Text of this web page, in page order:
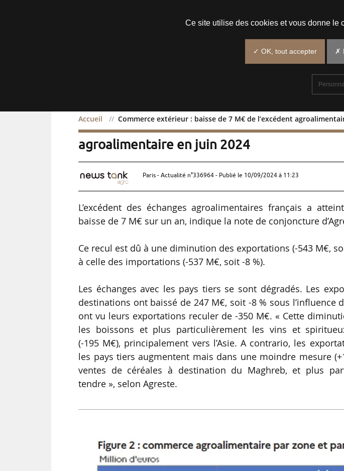
Accueil Commerce extérieur : baisse de 7 M€ de l’excédent
Commerce extérieur : baisse de 7 M€ de
agroalimentaire en juin 2024
Paris - Actualité n°336964 - Publié le 10/09/2024 à 11:23
L’excédent des échanges agroalimentaires français a
baisse de 7 M€ sur un an, indique la note de conjoncture
Ce recul est dû à une diminution des exportations (-543 M€,
à celle des importations (-537 M€, soit -8 %).
Les échanges avec les pays tiers se sont dégradés. Les
destinations ont baissé de 247 M€, soit -8 % sous l’influence
ont vu leurs exportations reculer de -350 M€. « Cette
les boissons et plus particulièrement les vins et
(-195 M€), principalement vers l’Asie. A contrario, les
les pays tiers augmentent mais dans une moindre mesure
ventes de céréales à destination du Maghreb, et plus
tendre », selon Agreste.
Ce site utilise des cookies et vous donne le
✓ OK, tout accepter ✗